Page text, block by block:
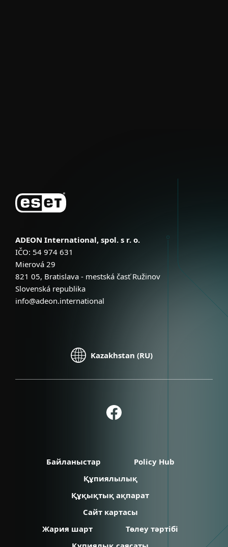
ADEON International, spol. s r. o.
IČO: 54 974 631
Mierová 29
821 05, Bratislava - mestská časť Ružinov
Slovenská republika
info@adeon.international
Kazakhstan (RU)
Байланыстар
Policy Hub
Құпиялылық
Құқықтық ақпарат
Сайт картасы
Жария шарт
Төлеу тәртібі